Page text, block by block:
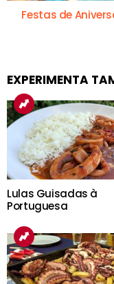
Festas de
EXPERIMENTA
Lulas Guisadas à
Portuguesa